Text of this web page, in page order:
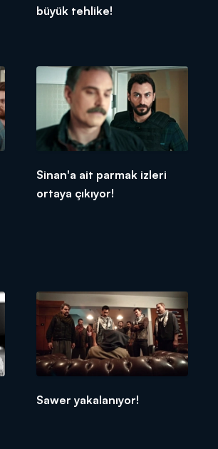
büyük tehlike!
Sinan'a ait parmak izleri
ortaya çıkıyor!
Sawer yakalanıyor!